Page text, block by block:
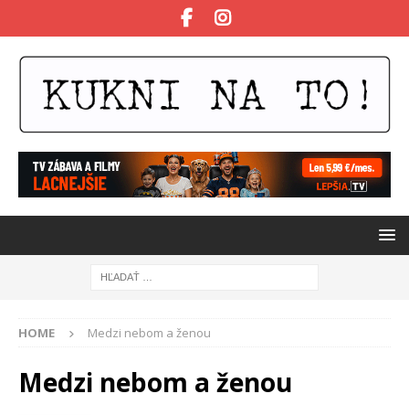
HOME Medzi nebom a ženou
Medzi nebom a ženou